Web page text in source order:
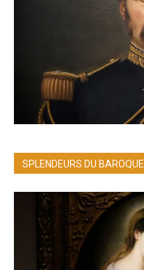
SPLENDEURS DU BAROQUE